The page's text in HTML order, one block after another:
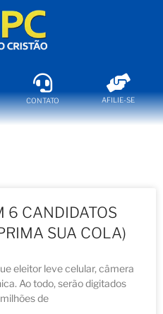
CONTATO AFILIE-SE
6 CANDIDATOS
SUA COLA)
eleitor leve celular, câmera
Ao todo, serão digitados
de